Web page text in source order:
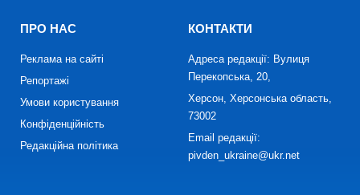
ПРО НАС
Реклама на сайті
Репортажі
Умови користування
Конфіденційність
Редакційна політика
КОНТАКТИ
Адреса редакції: Вулиця
Перекопська, 20,
Херсон, Херсонська область,
73002
Email редакції:
pivden_ukraine@ukr.net